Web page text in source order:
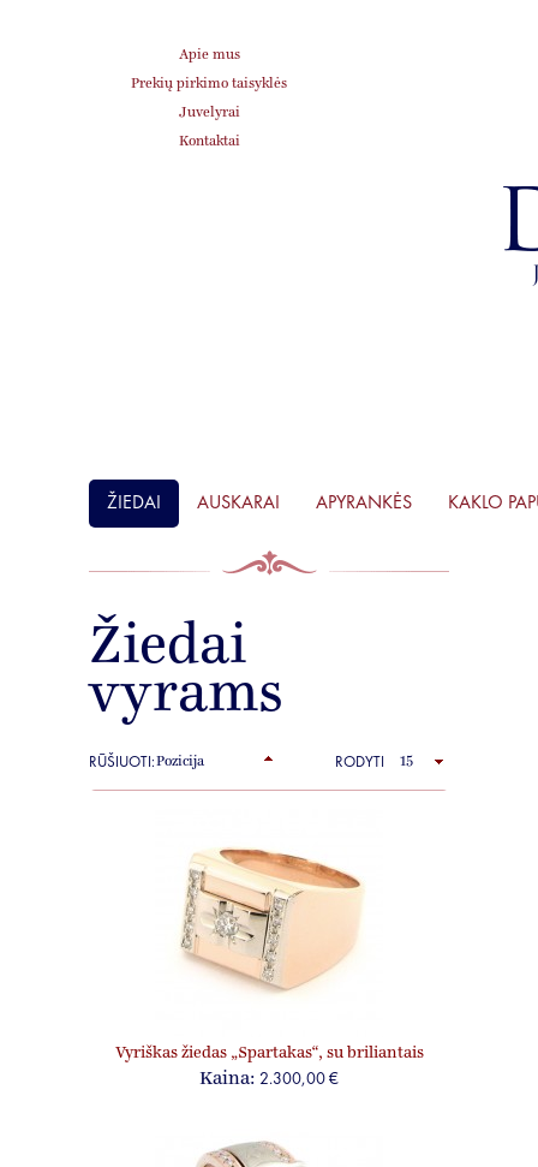
Apie mus
Prekių pirkimo taisyklės
Juvelyrai
Kontaktai
ŽIEDAI AUSKARAI APYRANKĖS KAKLO
Žiedai
vyrams
RŪŠIUOTI: RODYTI
Vyriškas žiedas „Spartakas“, su briliantais
Kaina: 2.300,00 €